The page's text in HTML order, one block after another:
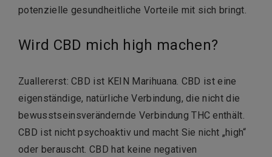
potenzielle gesundheitliche Vorteile mit sich bringt.
Wird CBD mich high machen?
Zuallererst: CBD ist KEIN Marihuana. CBD ist eine
eigenständige, natürliche Verbindung, die nicht die
bewusstseinsverändernde Verbindung THC enthält.
CBD ist nicht psychoaktiv und macht Sie nicht „high“
oder berauscht. CBD hat keine negativen